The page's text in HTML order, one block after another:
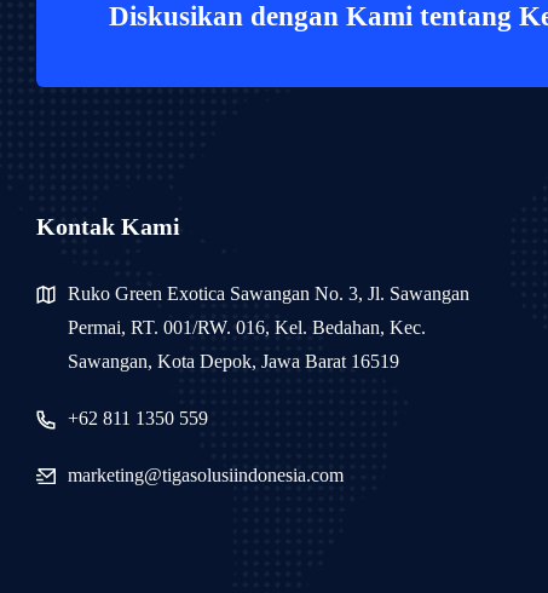
Diskusikan dengan Kami tentang
Kontak Kami
Ruko Green Exotica Sawangan No. 3, Jl. Sawangan
Permai, RT. 001/RW. 016, Kel. Bedahan, Kec.
Sawangan, Kota Depok, Jawa Barat 16519
+62 811 1350 559
marketing@tigasolusiindonesia.com